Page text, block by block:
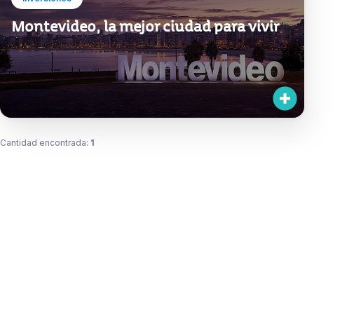
Montevideo, la mejor ciudad para vivir
Cantidad encontrada: 1